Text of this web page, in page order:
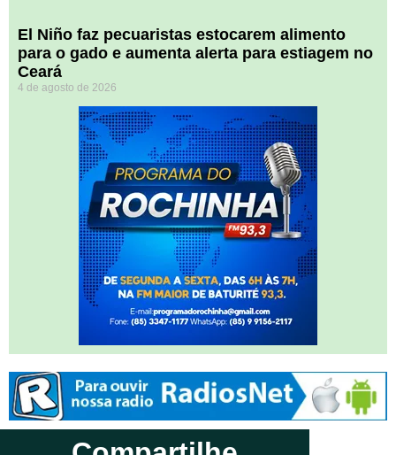
El Niño faz pecuaristas estocarem alimento
para o gado e aumenta alerta para estiagem no
Ceará
4 de agosto de 2026